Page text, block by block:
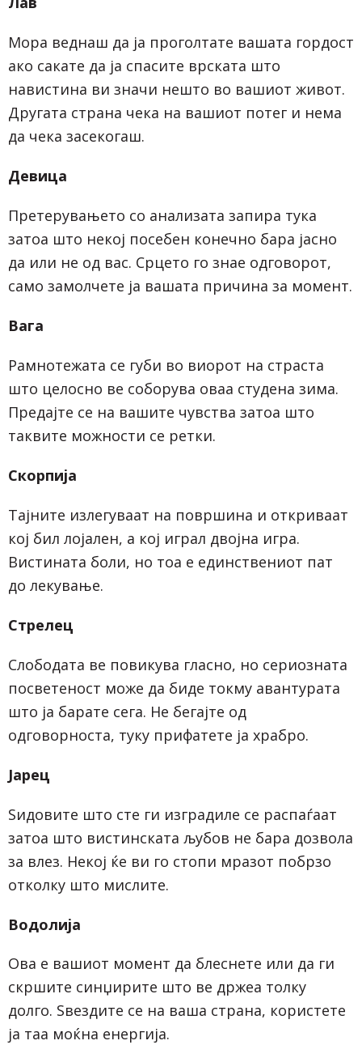
Мора веднаш да ја проголтате вашата гордост
ако сакате да ја спасите врската што
навистина ви значи нешто во вашиот живот.
Другата страна чека на вашиот потег и нема
да чека засекогаш.
Девица
Претерувањето со анализата запира тука
затоа што некој посебен конечно бара јасно
да или не од вас. Срцето го знае одговорот,
само замолчете ја вашата причина за момент.
Вага
Рамнотежата се губи во виорот на страста
што целосно ве соборува оваа студена зима.
Предајте се на вашите чувства затоа што
таквите можности се ретки.
Скорпија
Тајните излегуваат на површина и откриваат
кој бил лојален, а кој играл двојна игра.
Вистината боли, но тоа е единствениот пат
до лекување.
Стрелец
Слободата ве повикува гласно, но сериозната
посветеност може да биде токму авантурата
што ја барате сега. Не бегајте од
одговорноста, туку прифатете ја храбро.
Јарец
Ѕидовите што сте ги изградиле се распаѓаат
затоа што вистинската љубов не бара дозвола
за влез. Некој ќе ви го стопи мразот побрзо
отколку што мислите.
Водолија
Ова е вашиот момент да блеснете или да ги
скршите синџирите што ве држеа толку
долго. Ѕвездите се на ваша страна, користете
ја таа моќна енергија.